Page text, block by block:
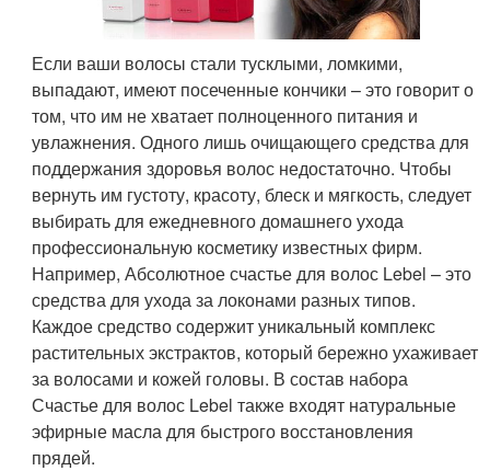
Если ваши волосы стали тусклыми, ломкими,
выпадают, имеют посеченные кончики – это говорит о
том, что им не хватает полноценного питания и
увлажнения. Одного лишь очищающего средства для
поддержания здоровья волос недостаточно. Чтобы
вернуть им густоту, красоту, блеск и мягкость, следует
выбирать для ежедневного домашнего ухода
профессиональную косметику известных фирм.
Например, Абсолютное счастье для волос Lebel – это
средства для ухода за локонами разных типов.
Каждое средство содержит уникальный комплекс
растительных экстрактов, который бережно ухаживает
за волосами и кожей головы. В состав набора
Счастье для волос Lebel также входят натуральные
эфирные масла для быстрого восстановления
прядей.